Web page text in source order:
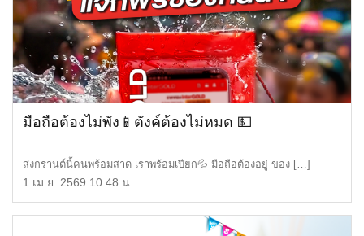
มือถือต้องไม่พัง📱ตังค์ต้องไม่หมด 💵
สงกรานต์นี้คนพร้อมสาด เราพร้อมเปียก💦 มือถือต้องอยู่ ของ […]
1 เม.ย. 2569 10.48 น.